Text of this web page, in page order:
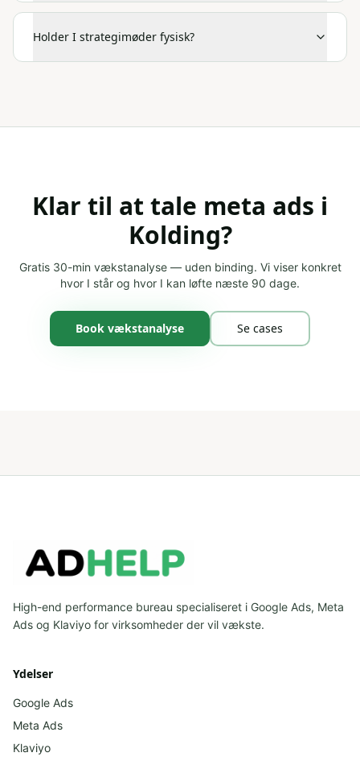
Holder I strategimøder fysisk?
Klar til at tale meta ads i
Kolding?
Gratis 30-min vækstanalyse — uden binding. Vi viser konkret
hvor I står og hvor I kan løfte næste 90 dage.
Book vækstanalyse Se cases
High-end performance bureau specialiseret i Google Ads, Meta
Ads og Klaviyo for virksomheder der vil vækste.
Ydelser
Google Ads
Meta Ads
Klaviyo